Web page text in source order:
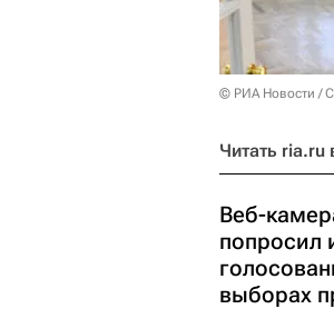
© РИА Новости /
Читать ria.ru
Веб-
попросил
выборах